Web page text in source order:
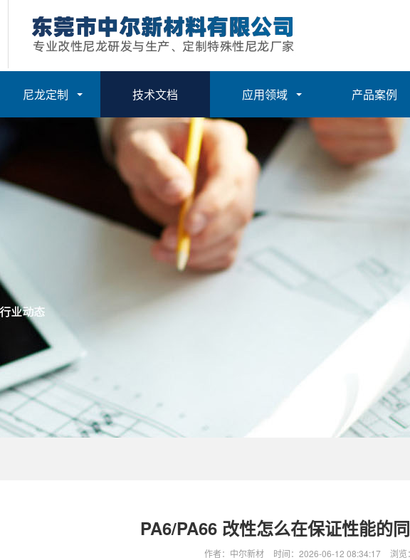
尼龙定制 技术文档 应用领域 产品案例
PA6/PA66 改性怎么在保证性能的
作者：中尔新材 时间： 2026-06-12 08:34:17 浏览